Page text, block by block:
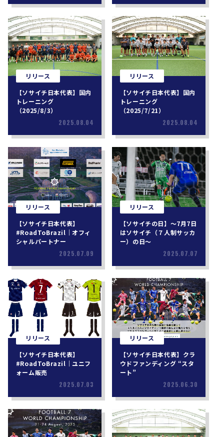
リリース
【ソサイチ日本代表】国内
トレーニング
（2025/8/3）
2025.08.04
リリース
【ソサイチ日本代表】国内
トレーニング
（2025/7/21）
2025.08.04
リリース
【ソサイチ日本代表】
#RoadToBrazil｜オフィ
シャルパートナー
2025.07.09
リリース
【ソサイチの日】〜7月7日
はソサイチ（７人制サッカ
ー）の日〜
2025.07.07
リリース
【ソサイチ日本代表】
#RoadToBrazil｜ユニフ
ォーム販売
2025.07.03
リリース
【ソサイチ日本代表】クラ
ウドファンディング “スタ
ート”
2025.06.30